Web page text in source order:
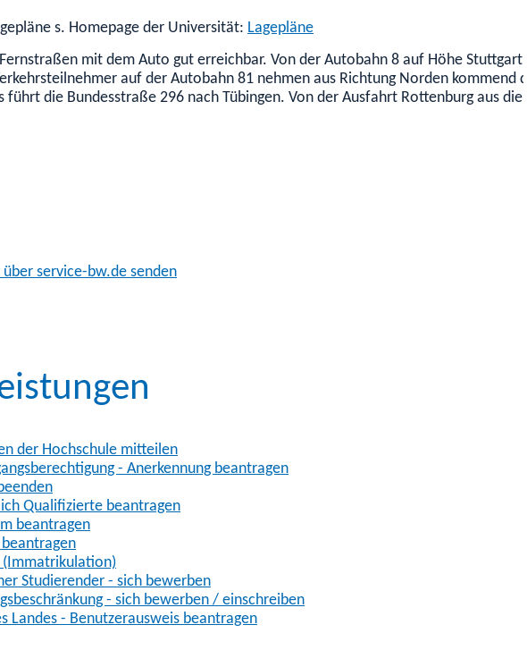
s. Homepage der Universität: Lagepläne
mit dem Auto gut erreichbar. Von der Autobahn 8 auf Höhe
auf der Autobahn 81 nehmen aus Richtung Norden kommend
führt die Bundesstraße 296 nach Tübingen. Von der Ausfahrt Rottenburg aus
service-bw.de senden
der Hochschule mitteilen
- Anerkennung beantragen
Qualifizierte beantragen
beantragen
(Immatrikulation)
Studierender - sich bewerben
- sich bewerben / einschreiben
Landes - Benutzerausweis beantragen